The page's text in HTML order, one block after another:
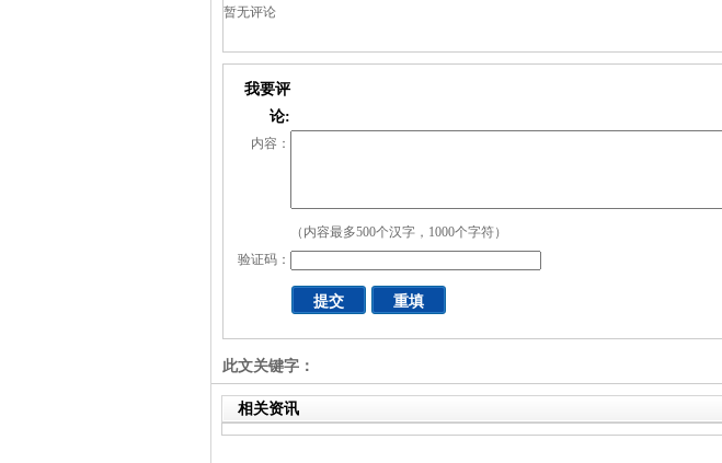
暂无评论
我要评
论:
内容：
（内容最多500个汉字，1000个字符）
验证码：
此文关键字：
相关资讯